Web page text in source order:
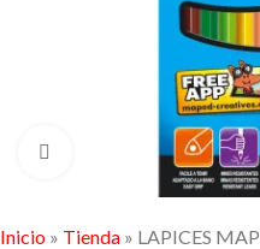
Click to enlarge
Inicio » Tienda » LAPICES